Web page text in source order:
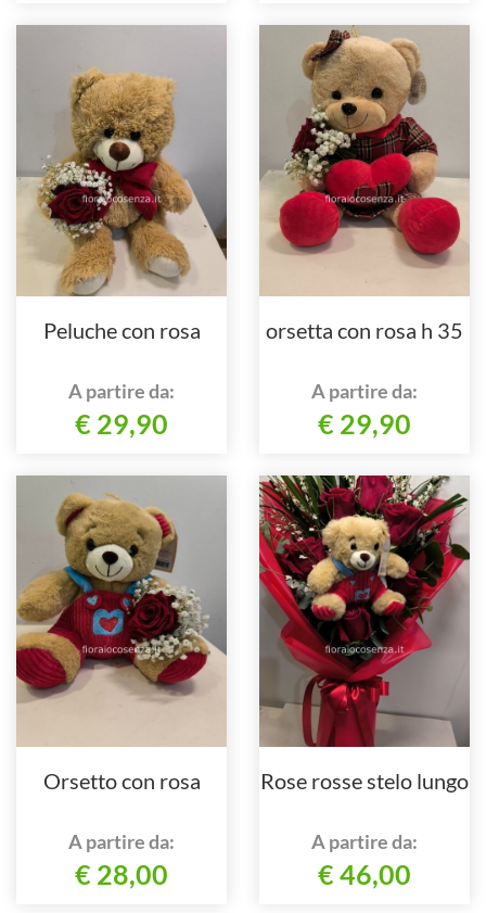
Peluche con rosa
A partire da:
€ 29,90
orsetta con rosa h 35
A partire da:
€ 29,90
Orsetto con rosa
A partire da:
€ 28,00
Rose rosse stelo lungo
A partire da:
€ 46,00